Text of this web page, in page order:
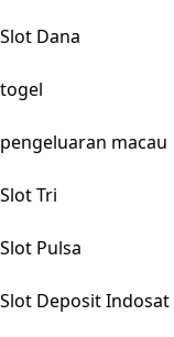
Slot Dana
togel
pengeluaran macau
Slot Tri
Slot Pulsa
Slot Deposit Indosat